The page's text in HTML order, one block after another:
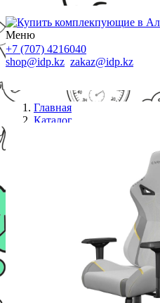
Меню
+7 (707) 4216040
shop@idp.kz zakaz@idp.kz
Главная
Каталог
Игровое компьютерное
WIZARDS),LEGEND